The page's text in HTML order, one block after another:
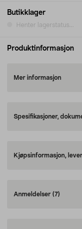
Butikklager
Henter lagerstatus...
Produktinformasjon
Mer informasjon
Spesifikasjoner,
Kjøpsinformasjon,
Anmeldelser (7)